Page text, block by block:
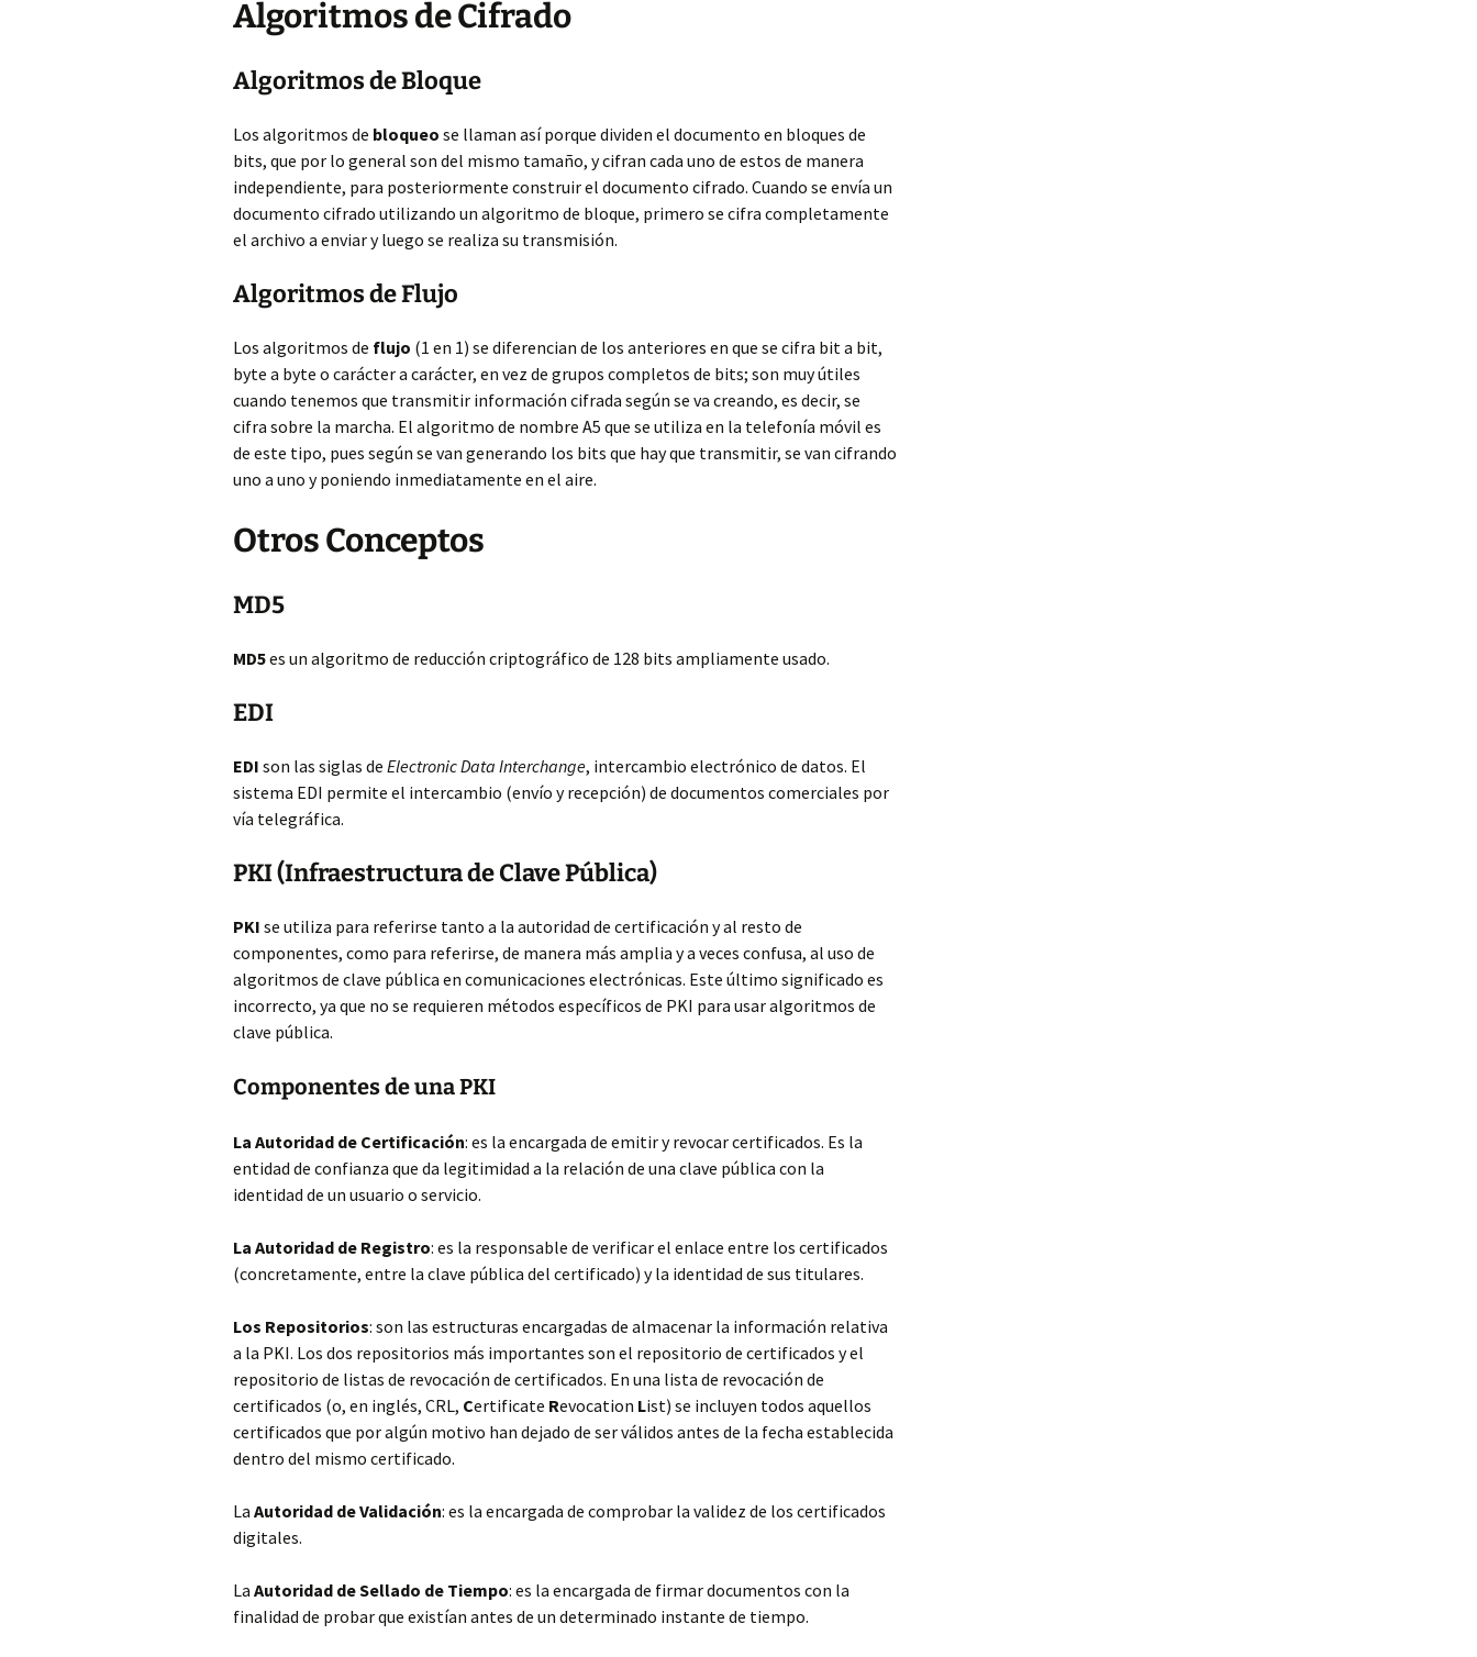
Algoritmos de Cifrado
Algoritmos de Bloque
Los algoritmos de bloqueo se llaman así porque dividen el documento en bloques de
bits, que por lo general son del mismo tamaño, y cifran cada uno de estos de manera
independiente, para posteriormente construir el documento cifrado. Cuando se envía un
documento cifrado utilizando un algoritmo de bloque, primero se cifra completamente
el archivo a enviar y luego se realiza su transmisión.
Algoritmos de Flujo
Los algoritmos de flujo (1 en 1) se diferencian de los anteriores en que se cifra bit a bit,
byte a byte o carácter a carácter, en vez de grupos completos de bits; son muy útiles
cuando tenemos que transmitir información cifrada según se va creando, es decir, se
cifra sobre la marcha. El algoritmo de nombre A5 que se utiliza en la telefonía móvil es
de este tipo, pues según se van generando los bits que hay que transmitir, se van cifrando
uno a uno y poniendo inmediatamente en el aire.
Otros Conceptos
MD5
MD5es un algoritmo de reducción criptográfico de 128 bits ampliamente usado.
EDI
EDI son las siglas de Electronic Data Interchange, intercambio electrónico de datos. El
sistema EDI permite el intercambio (envío y recepción) de documentos comerciales por
vía telegráfica.
PKI (Infraestructura de Clave Pública)
PKI se utiliza para referirse tanto a la autoridad de certificación y al resto de
componentes, como para referirse, de manera más amplia y a veces confusa, al uso de
algoritmos de clave pública en comunicaciones electrónicas. Este último significado es
incorrecto, ya que no se requieren métodos específicos de PKI para usar algoritmos de
clave pública.
Componentes de una PKI
La Autoridad de Certificación: es la encargada de emitir y revocar certificados. Es la
entidad de confianza que da legitimidad a la relación de una clave pública con la
identidad de un usuario o servicio.
La Autoridad de Registro: es la responsable de verificar el enlace entre los certificados
(concretamente, entre la clave pública del certificado) y la identidad de sus titulares.
Los Repositorios: son las estructuras encargadas de almacenar la información relativa
a la PKI. Los dos repositorios más importantes son el repositorio de certificados y el
repositorio de listas de revocación de certificados. En una lista de revocación de
certificados (o, en inglés, CRL, Certificate Revocation List) se incluyen todos aquellos
certificados que por algún motivo han dejado de ser válidos antes de la fecha establecida
dentro del mismo certificado.
La Autoridad de Validación: es la encargada de comprobar la validez de los certificados
digitales.
La Autoridad de Sellado de Tiempo: es la encargada de firmar documentos con la
finalidad de probar que existían antes de un determinado instante de tiempo.